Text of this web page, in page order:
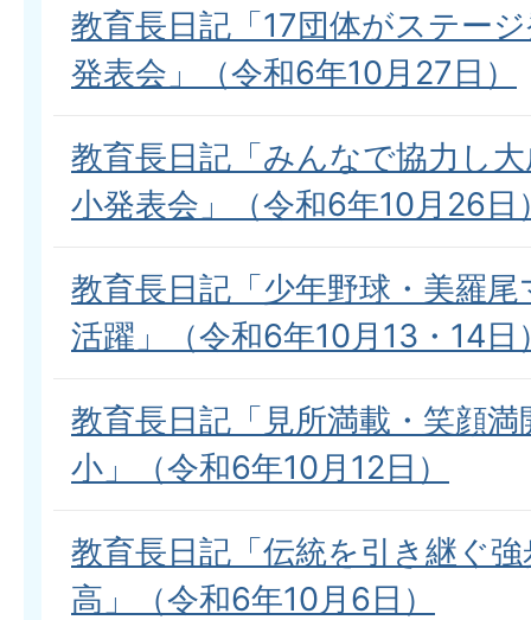
教育長日記「17団体がステー
発表会」（令和6年10月27日）
教育長日記「みんなで協力し
小発表会」（令和6年10月26日
教育長日記「少年野球・美羅
活躍」（令和6年10月13・14日
教育長日記「見所満載・笑顔
小」（令和6年10月12日）
教育長日記「伝統を引き継ぐ
高」（令和6年10月6日）